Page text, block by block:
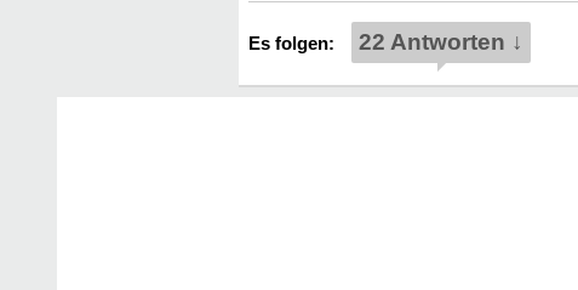
22 Antworten ↓